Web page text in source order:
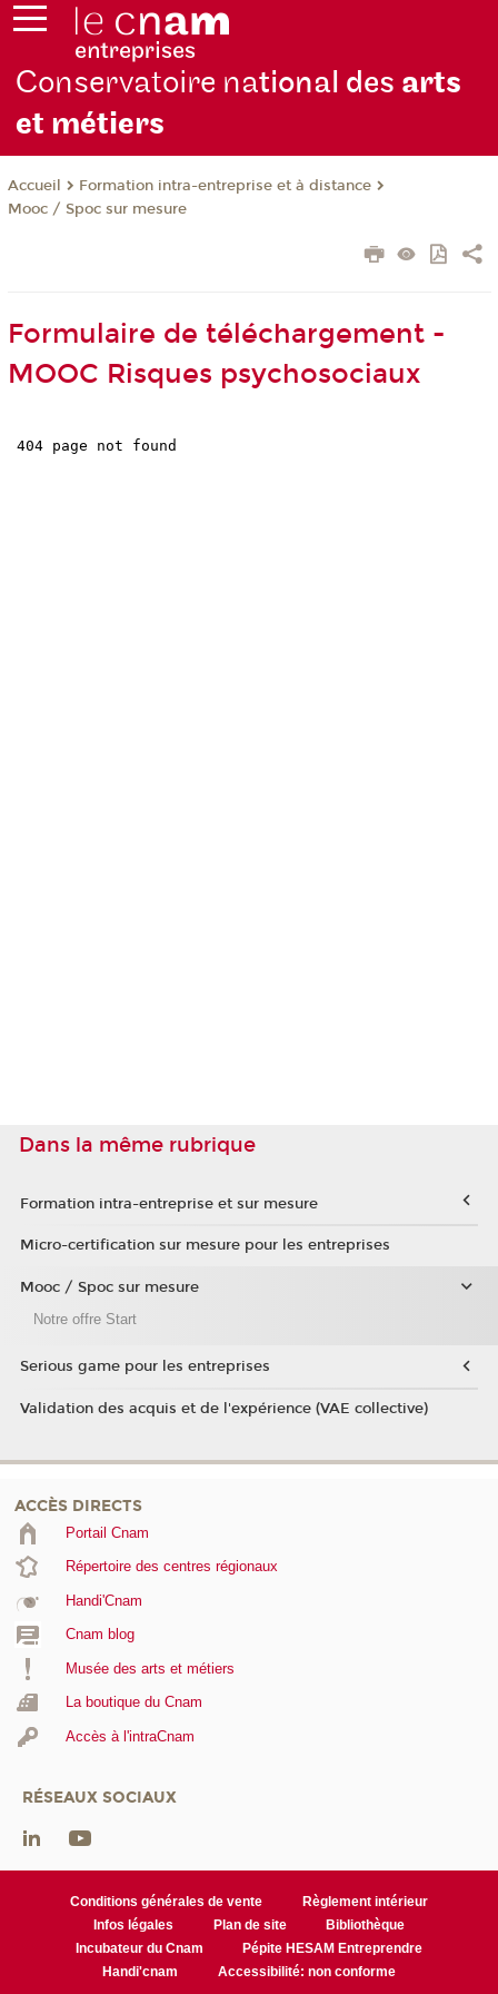
Conservatoire national des arts
et métiers
Accueil
Formation intra-entreprise et à distance
Mooc / Spoc sur mesure
Formulaire de téléchargement -
MOOC Risques psychosociaux
Dans la même rubrique
Formation intra-entreprise et sur mesure
Micro-certification sur mesure pour les entreprises
Mooc / Spoc sur mesure
Notre offre Start
Serious game pour les entreprises
Validation des acquis et de l'expérience (VAE collective)
ACCÈS DIRECTS
Portail Cnam
Répertoire des centres régionaux
Handi'Cnam
Cnam blog
Musée des arts et métiers
La boutique du Cnam
Accès à l'intraCnam
RÉSEAUX SOCIAUX
Conditions générales de vente
Règlement intérieur
Infos légales
Plan de site
Bibliothèque
Incubateur du Cnam
Pépite HESAM Entreprendre
Handi'cnam
Accessibilité: non conforme